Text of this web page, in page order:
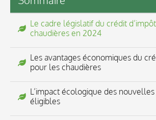
Le cadre législatif du crédit
chaudières en 2024
Les avantages économiques du
pour les chaudières
L’impact écologique des
éligibles